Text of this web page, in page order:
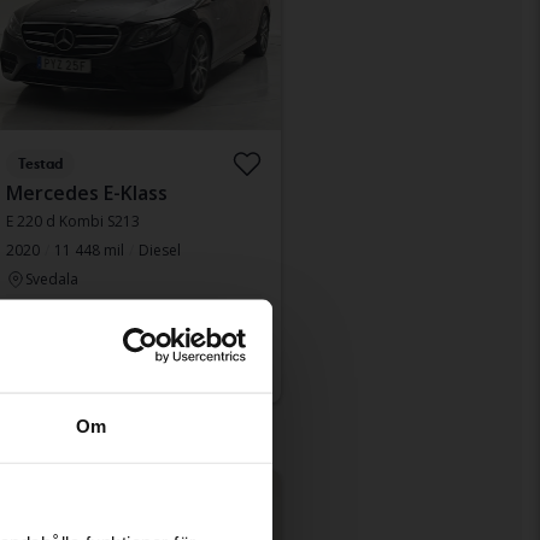
Om
Testad
Mercedes E-Klass
E 220 d Kombi S213
2020
11 448 mil
Diesel
Svedala
305 900 kr
2 581 kr/månad